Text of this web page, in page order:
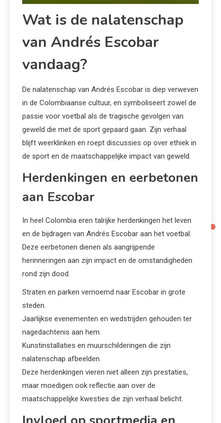
Wat is de nalatenschap
van Andrés Escobar
vandaag?
De nalatenschap van Andrés Escobar is diep verweven
in de Colombiaanse cultuur, en symboliseert zowel de
passie voor voetbal als de tragische gevolgen van
geweld die met de sport gepaard gaan. Zijn verhaal
blijft weerklinken en roept discussies op over ethiek in
de sport en de maatschappelijke impact van geweld.
Herdenkingen en eerbetonen
aan Escobar
In heel Colombia eren talrijke herdenkingen het leven
en de bijdragen van Andrés Escobar aan het voetbal.
Deze eerbetonen dienen als aangrijpende
herinneringen aan zijn impact en de omstandigheden
rond zijn dood.
Straten en parken vernoemd naar Escobar in grote
steden.
Jaarlijkse evenementen en wedstrijden gehouden ter
nagedachtenis aan hem.
Kunstinstallaties en muurschilderingen die zijn
nalatenschap afbeelden.
Deze herdenkingen vieren niet alleen zijn prestaties,
maar moedigen ook reflectie aan over de
maatschappelijke kwesties die zijn verhaal belicht.